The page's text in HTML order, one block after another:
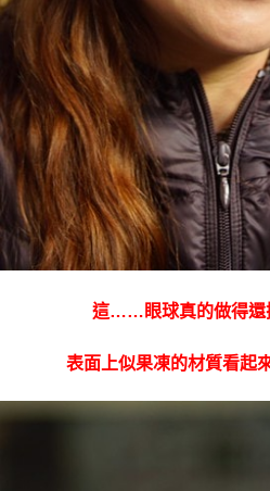
這……眼球真的做得還
表面上似果凍的材質看起